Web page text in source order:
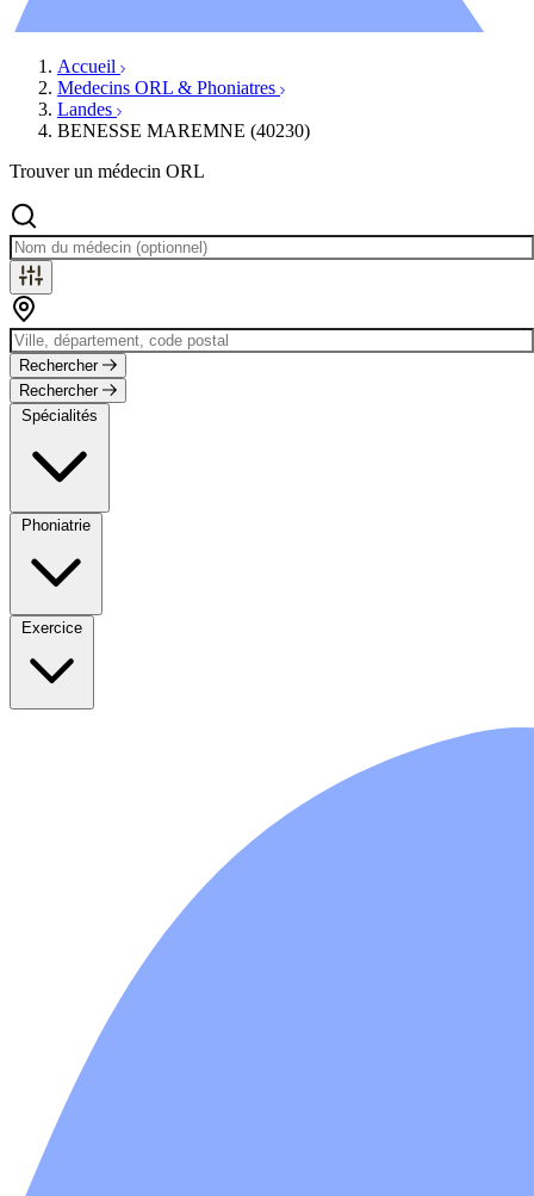
Accueil
Medecins ORL & Phoniatres
Landes
BENESSE MAREMNE (40230)
Trouver un médecin ORL
Rechercher
Rechercher
Spécialités
Phoniatrie
Exercice